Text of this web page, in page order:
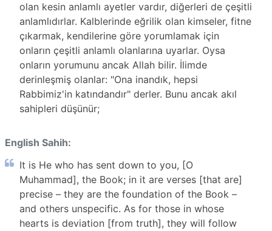
olan kesin anlamlı ayetler vardır, diğerleri de çeşitli
anlamlıdırlar. Kalblerinde eğrilik olan kimseler, fitne
çıkarmak, kendilerine göre yorumlamak için
onların çeşitli anlamlı olanlarına uyarlar. Oysa
onların yorumunu ancak Allah bilir. İlimde
derinleşmiş olanlar: "Ona inandık, hepsi
Rabbimiz'in katındandır" derler. Bunu ancak akıl
sahipleri düşünür;
English Sahih:
It is He who has sent down to you, [O
Muhammad], the Book; in it are verses [that are]
precise – they are the foundation of the Book –
and others unspecific. As for those in whose
hearts is deviation [from truth], they will follow